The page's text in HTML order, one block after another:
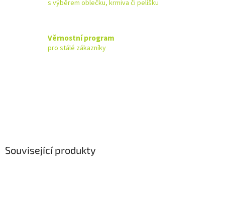
s výběrem oblečku, krmiva či pelíšku
Věrnostní program
pro stálé zákazníky
Související produkty